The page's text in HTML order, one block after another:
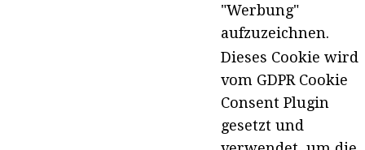
"Werbung"
aufzuzeichnen.
Dieses Cookie wird
vom GDPR Cookie
Consent Plugin
gesetzt und